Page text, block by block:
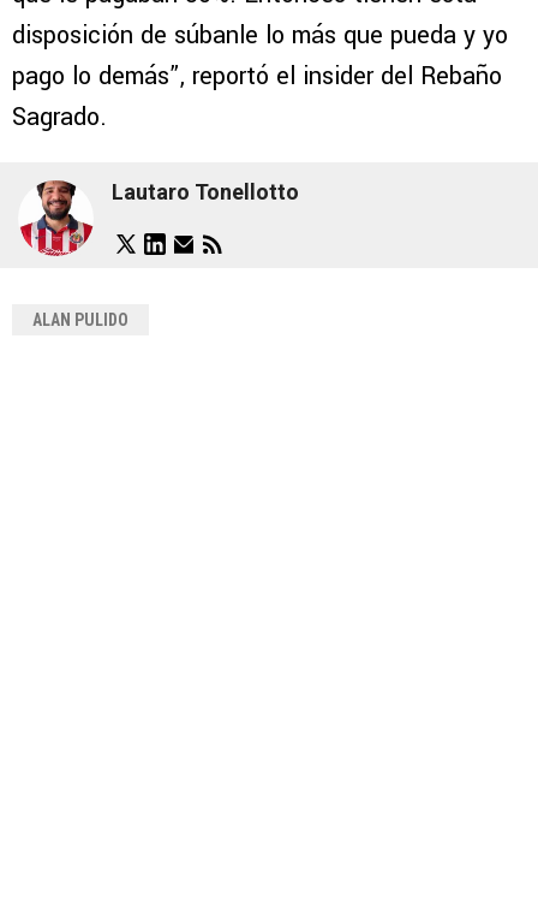
disposición de súbanle lo más que pueda y yo
pago lo demás”, reportó el insider del Rebaño
Sagrado.
Lautaro Tonellotto
ALAN PULIDO